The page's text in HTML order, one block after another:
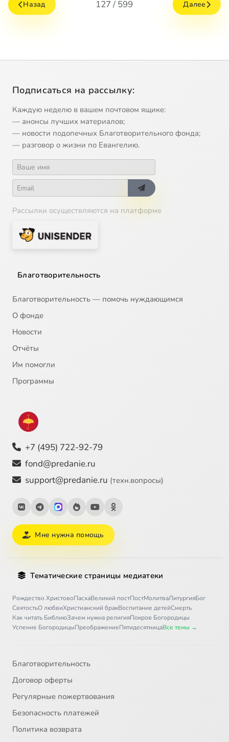
Назад 127 / 599 Далее
Подписаться на рассылку:
Каждую неделю в вашем почтовом ящике:
— анонсы лучших материалов;
— новости подопечных Благотворительного фонда;
— разговор о жизни по Евангелию.
Рассылки осуществляются на платформе
Благотворительность
Благотворительность — помочь нуждающимся
О фонде
Новости
Отчёты
Им помогли
Программы
+7 (495) 722-92-79
fond@predanie.ru
support@predanie.ru (техн.вопросы)
Мне нужна помощь
Тематические страницы медиатеки
Рождество ХристовоПасхаВеликий постПостМолитваЛитургияБог
СвятостьО любвиХристианский бракВоспитание детейСмерть
Как читать БиблиюЗачем нужна религияПокров Богородицы
Успение БогородицыПреображениеПятидесятницаВсе темы →
Благотворительность
Договор оферты
Регулярные пожертвования
Безопасность платежей
Политика возврата